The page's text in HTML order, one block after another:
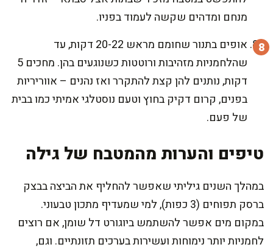
מנחם ומדהים שקשה לעמוד בפניו.
אופים בתנור שחומם מראש 20-22 דקות, עד
שהלחמניות מזהיבות ורוטטות כשנוגעים בהן. מחכים 5
דקות, נותנים להן קצת להתקרר ואז נהנים – אווריריות
בפנים, קרום דקיק בחוץ וטעם נוסטלגי אמיתי כמו בבית
של פעם.
טיפים והערות מהמטבח של גילה
במהלך השנים גיליתי שאפשר להחליף את הביצה בבצק
ברסק תפוחים (3 כפות), למי שמעדיף מתכון טבעוני.
במקום מים אפשר להשתמש ביוגורט דל שומן, אם רוצים
לחמניות יותר נימוחות ועשירות בערכים תזונתיים. וגם,